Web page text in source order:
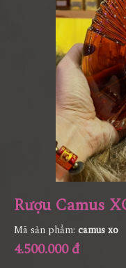
Rượu Camus
Mã sản phẩm: camus xo
4.500.000 đ